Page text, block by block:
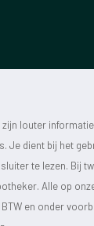
louter
Je dient bij het
te lezen. Bij
Alle op
en onder